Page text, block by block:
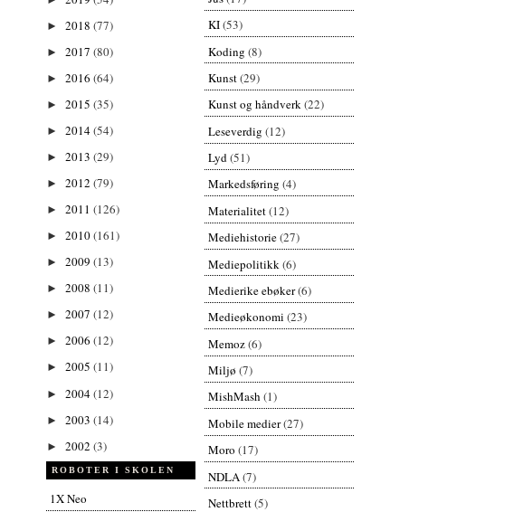
► 2018 (77)
► 2017 (80)
► 2016 (64)
► 2015 (35)
► 2014(54)
► 2013 (29)
► 2012 (79)
► 2011 (126)
► 2010(161)
► 2009 (13)
► 2008 (11)
► 2007 (12)
► 2006 (12)
► 2005 (11)
► 2004(12)
► 2003 (14)
► 2002 (3)
ROBOTER I SKOLEN
1X Neo
KI(53)
Koding (8)
Kunst(29)
Kunst og håndverk(22)
Leseverdig (12)
Lyd(51)
Markedsføring (4)
Materialitet(12)
Mediehistorie(27)
Mediepolitikk (6)
Medierike ebøker(6)
Medieøkonomi (23)
Memoz(6)
Miljø (7)
MishMash (1)
Mobile medier(27)
Moro (17)
NDLA (7)
Nettbrett(5)